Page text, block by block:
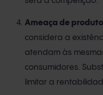
Ameaça de
considera a
atendam às
consumidores.
limitar a